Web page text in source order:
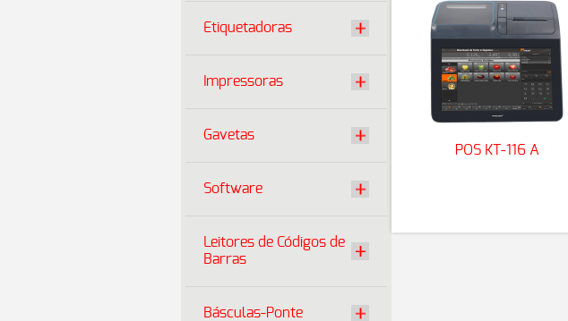
Etiquetadoras
Impressoras
Gavetas
Software
Leitores de Códigos de
Barras
Básculas-Ponte
POS KT-116 A